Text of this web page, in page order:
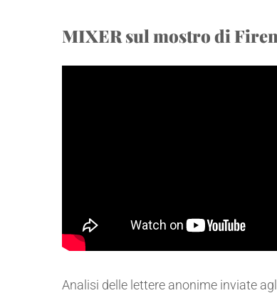
MIXER sul mostro di
Analisi delle lettere anonime inviate